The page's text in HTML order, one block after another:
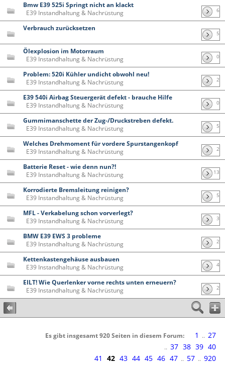
Bmw E39 525i Springt nicht an klackt
E39 Instandhaltung & Nachrüstung
6
Verbrauch zurücksetzen
5
Ölexplosion im Motorraum
E39 Instandhaltung & Nachrüstung
0
Problem: 520i Kühler undicht obwohl neu!
E39 Instandhaltung & Nachrüstung
2
E39 540i Airbag Steuergerät defekt - brauche Hilfe
E39 Instandhaltung & Nachrüstung
0
Gummimanschette der Zug-/Druckstreben defekt.
E39 Instandhaltung & Nachrüstung
5
Welches Drehmoment für vordere Spurstangenkopf
E39 Instandhaltung & Nachrüstung
2
Batterie Reset - wie denn nun?!
E39 Instandhaltung & Nachrüstung
13
Korrodierte Bremsleitung reinigen?
E39 Instandhaltung & Nachrüstung
5
MFL - Verkabelung schon vorverlegt?
E39 Instandhaltung & Nachrüstung
3
BMW E39 EWS 3 probleme
E39 Instandhaltung & Nachrüstung
2
Kettenkastengehäuse ausbauen
E39 Instandhaltung & Nachrüstung
4
EILT! Wie Querlenker vorne rechts unten erneuern?
E39 Instandhaltung & Nachrüstung
2
Es gibt insgesamt 920 Seiten in diesem Forum: 1 .. 27
.. 37 38 39 40
41
42 43 44 45 46 47 .. 57 .. 920